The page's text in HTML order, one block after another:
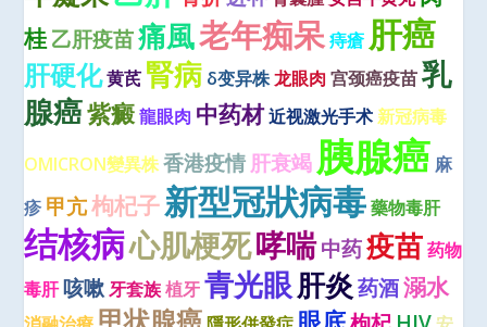
桂乙肝疫苗痛風老年痴呆 痔瘡 肝癌
肝硬化黄芪 腎病 δ变异株龙眼肉 宫颈癌疫苗 乳
腺癌紫癜龍眼肉 中药材近视激光手术 新冠病毒
OMICRON變異株香港疫情肝衰竭 胰腺癌 麻
疹 甲亢枸杞子新型冠狀病毒 藥物毒肝
结核病心肌梗死哮喘中药疫苗 药物
毒肝咳嗽 牙套族 植牙 青光眼肝炎 药酒溺水